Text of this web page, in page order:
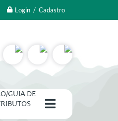
Login / Cadastro
GUIA DE